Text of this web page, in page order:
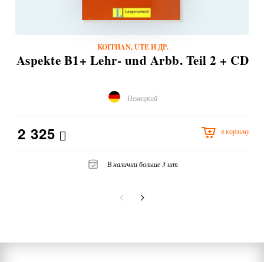
KOITHAN, UTE И ДР.
Aspekte B1+ Lehr- und Arbb. Teil 2 + CD
Немецкий
2 325 в корзину
В наличии больше 3 шт